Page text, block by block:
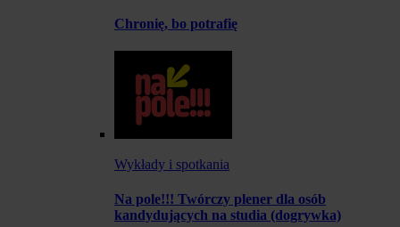
Chronię, bo potrafię
Wykłady i spotkania
Na pole!!! Twórczy plener dla osób
kandydujących na studia (dogrywka)